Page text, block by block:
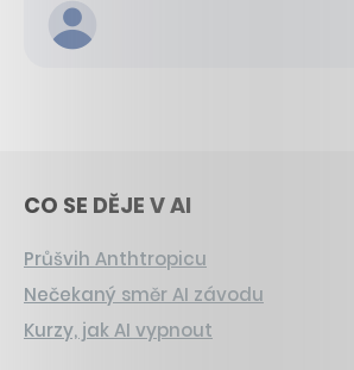
CO SE DĚJE V AI
Průšvih Anthtropicu
Nečekaný směr AI závodu
Kurzy, jak AI vypnout